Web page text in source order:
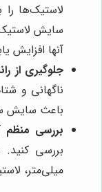
لاستیک‌ها
سایش
آنها افزایش
جلوگیری از
ناگهانی و
باعث سایش
بررسی منظم
میلی‌متر،